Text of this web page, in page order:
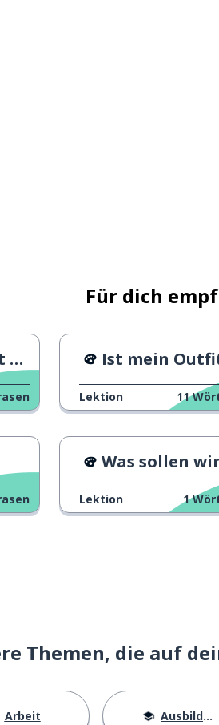
Für dich
Ist mein
Lektion 11
Was sollen wir uns
Lektion 1
Themen, die auf
Arbeit Ausbildung